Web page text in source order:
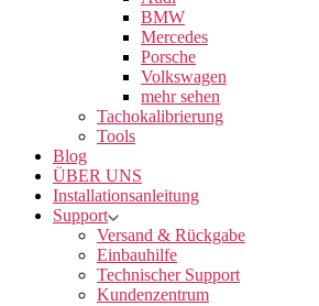
BMW
Mercedes
Porsche
Volkswagen
mehr sehen
Tachokalibrierung
Tools
Blog
ÜBER UNS
Installationsanleitung
Support
Versand & Rückgabe
Einbauhilfe
Technischer Support
Kundenzentrum